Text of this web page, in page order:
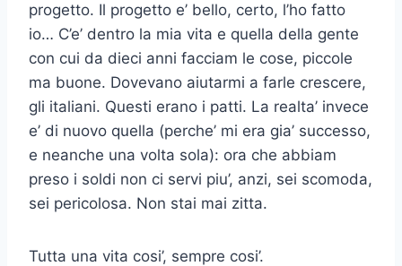
progetto. Il progetto e’ bello, certo, l’ho fatto
io… C’e’ dentro la mia vita e quella della gente
con cui da dieci anni facciam le cose, piccole
ma buone. Dovevano aiutarmi a farle crescere,
gli italiani. Questi erano i patti. La realta’ invece
e’ di nuovo quella (perche’ mi era gia’ successo,
e neanche una volta sola): ora che abbiam
preso i soldi non ci servi piu’, anzi, sei scomoda,
sei pericolosa. Non stai mai zitta.
Tutta una vita cosi’, sempre cosi’.